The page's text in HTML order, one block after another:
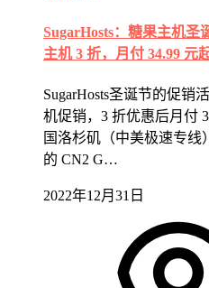
SugarHosts：糖果主机圣
主机 3 折，月付 34.99 元
SugarHosts圣诞节的促销
机促销，3 折优惠后月付
国洛杉矶（中美极速专
的 CN2 G…
2022年12月31日